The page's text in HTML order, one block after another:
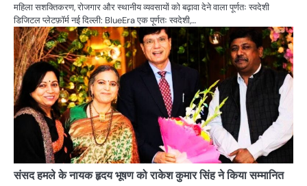
महिला सशक्तिकरण, रोजगार और स्थानीय व्यवसायों को बढ़ावा देने वाला पूर्णतः स्वदेशी
डिजिटल प्लेटफ़ॉर्म नई दिल्ली: BlueEra एक पूर्णतः स्वदेशी,…
संसद हमले के नायक हृदय भूषण को राकेश कुमार सिंह ने किया सम्मानित